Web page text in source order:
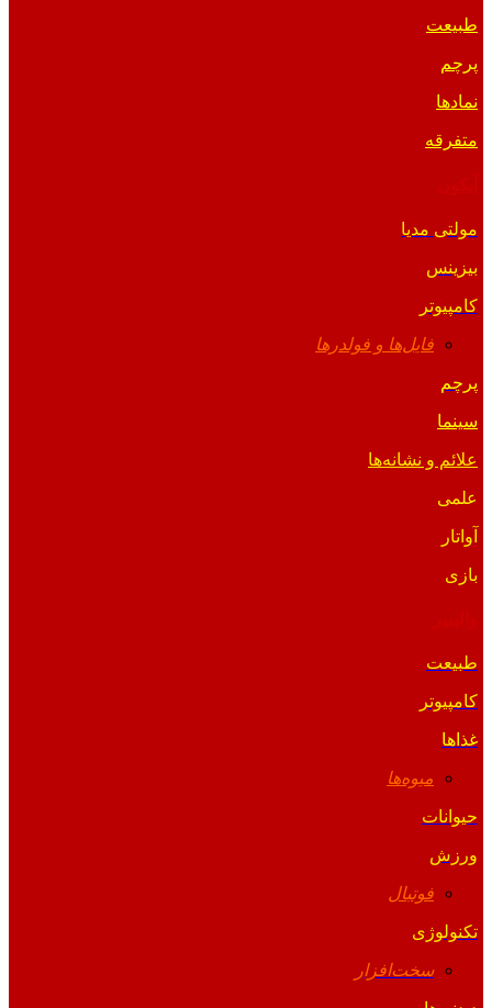
طبیعت
پرچم
نمادها
متفرقه
مولتی مدیا
بیزینس
کامپیوتر
فایل‌ها و فولدرها
پرچم
سینما
علائم و نشانه‌ها
علمی
آواتار
بازی
طبیعت
کامپیوتر
غذاها
میوه‌ها
حیوانات
ورزش
فوتبال
تکنولوژی
سخت‌افزار